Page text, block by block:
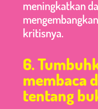
meningkatkan
kritisnya.
6.
membaca
tentang